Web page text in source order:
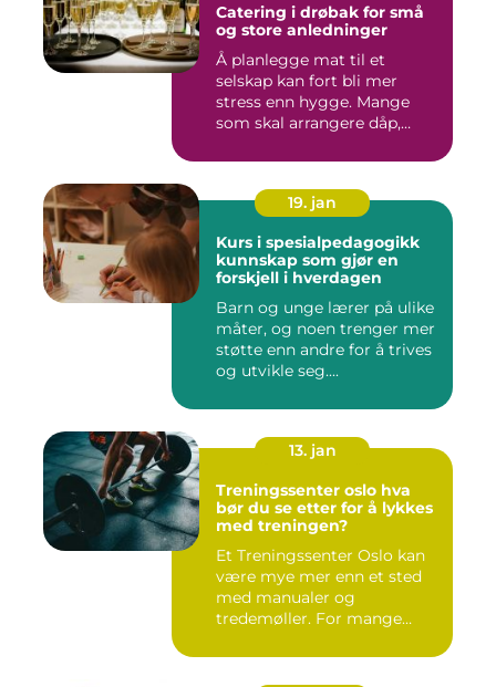
Catering i drøbak for små
og store anledninger
Å planlegge mat til et
selskap kan fort bli mer
stress enn hygge. Mange
som skal arrangere dåp,
19. jan
Kurs i spesialpedagogikk
kunnskap som gjør en
forskjell i hverdagen
Barn og unge lærer på ulike
måter, og noen trenger mer
støtte enn andre for å trives
og utvikle seg....
13. jan
Treningssenter oslo hva
bør du se etter for å lykkes
med treningen?
Et Treningssenter Oslo kan
være mye mer enn et sted
med manualer og
tredemøller. For mange